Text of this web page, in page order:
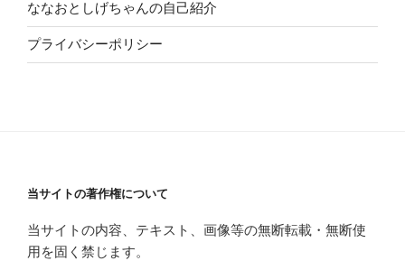
ななおとしげちゃんの自己紹介
プライバシーポリシー
当サイトの著作権について
当サイトの内容、テキスト、画像等の無断転載・無断使
用を固く禁じます。